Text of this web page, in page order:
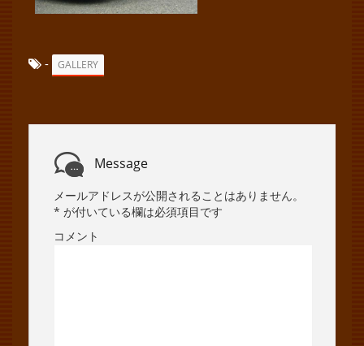
- GALLERY
Message
メールアドレスが公開されることはありません。
* が付いている欄は必須項目です
コメント